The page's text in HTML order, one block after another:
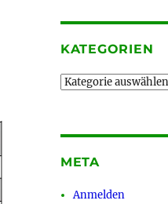
KATEGORIEN
Kategorien
META
Anmelden